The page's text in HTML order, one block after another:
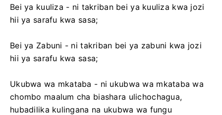
Bei ya kuuliza - ni takriban bei ya kuuliza kwa jozi
hii ya sarafu kwa sasa;
Bei ya Zabuni - ni takriban bei ya zabuni kwa jozi
hii ya sarafu kwa sasa;
Ukubwa wa mkataba - ni ukubwa wa mkataba wa
chombo maalum cha biashara ulichochagua,
hubadilika kulingana na ukubwa wa fungu